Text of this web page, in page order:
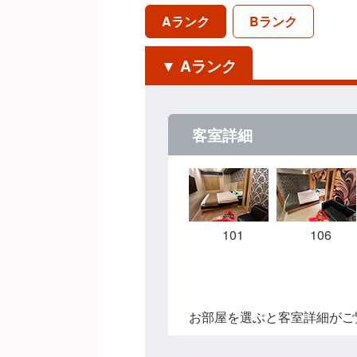
Aランク Bランク
Aランク
客室詳細
101 106
お部屋を選ぶと客室詳細がご